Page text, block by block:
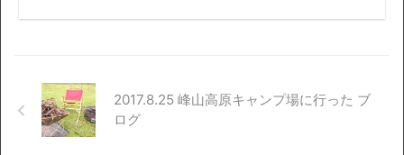
2017.8.25 峰山高原キャンプ場に行った ブ
ログ